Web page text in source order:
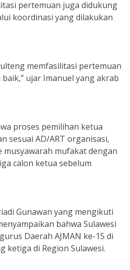
pertemuan juga didukung
koordinasi yang dilakukan
memfasilitasi pertemuan
ujar Imanuel yang akrab
proses pemilihan ketua
sesuai AD/ART organisasi,
musyawarah mufakat dengan
calon ketua sebelum
Gunawan yang mengikuti
bahwa Sulawesi
Daerah AJMAN ke-15 di
ketiga di Region Sulawesi.